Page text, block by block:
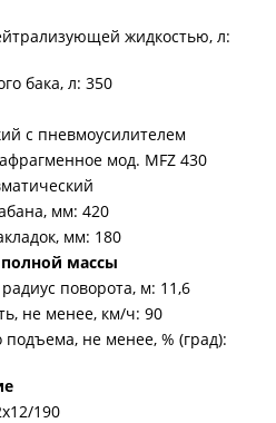
жидкостью, л:
бака, л: 350
с пневмоусилителем
мод. MFZ 430
мм: 420
мм: 180
массы
поворота, м: 11,6
не менее, км/ч: 90
не менее, % (град):
190